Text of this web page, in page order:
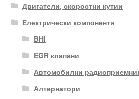
Двигатели, скоростни кутии
Електрически компоненти
BHI
EGR клапани
Автомобилни
Алтернатори